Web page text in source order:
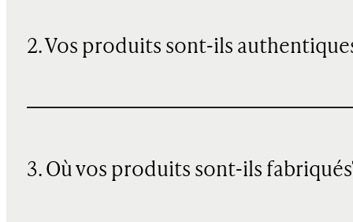
2. Vos produits sont-ils
3. Où vos produits sont-ils